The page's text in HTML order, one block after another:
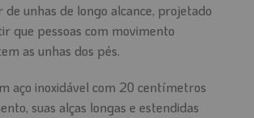
unhas de longo alcance, projetado
que pessoas com movimento
as unhas dos pés.
aço inoxidável com 20 centímetros
suas alças longas e estendidas